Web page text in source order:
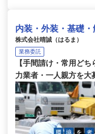
内装・外装・基礎
株式会社晴誠（はるま）
業務委託
【手間請け・常用ど
力業者・一人親方を大